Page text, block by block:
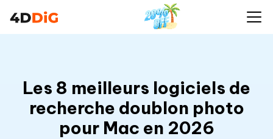
Les 8 meilleurs logiciels de
recherche doublon photo
pour Mac en 2026